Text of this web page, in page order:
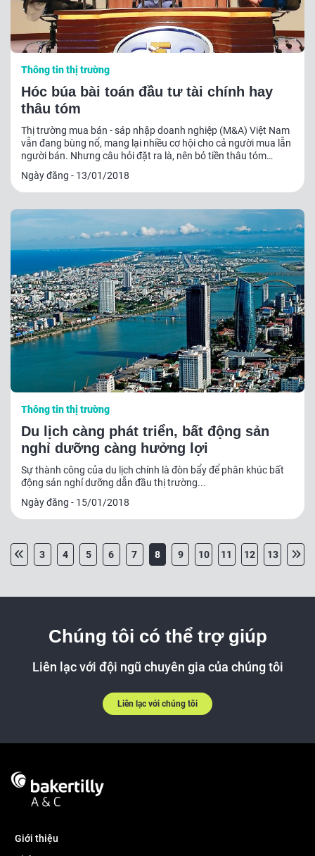
Thông tin thị trường
Hóc búa bài toán đầu tư tài chính hay
thâu tóm
Thị trường mua bán - sáp nhập doanh nghiệp (M&A) Việt Nam
vẫn đang bùng nổ, mang lại nhiều cơ hội cho cả người mua lẫn
người bán. Nhưng câu hỏi đặt ra là, nên bỏ tiền thâu tóm
chính? Một câu hỏi không dễ trả lời, nhất là với các doanh
nghiệp gia đình.
Ngày đăng - 13/01/2018
Thông tin thị trường
Du lịch càng phát triển, bất động sản
nghỉ dưỡng càng hưởng lợi
Sự thành công của du lịch chính là đòn bẩy để phân khúc bất
động sản nghỉ dưỡng dẫn đầu thị trường...
Ngày đăng - 15/01/2018
3 4 5 6 7 8 9 10 11 12 13
Chúng tôi có thể trợ giúp
Liên lạc với đội ngũ chuyên gia của chúng tôi
Liên lạc với chúng tôi
Giới thiệu